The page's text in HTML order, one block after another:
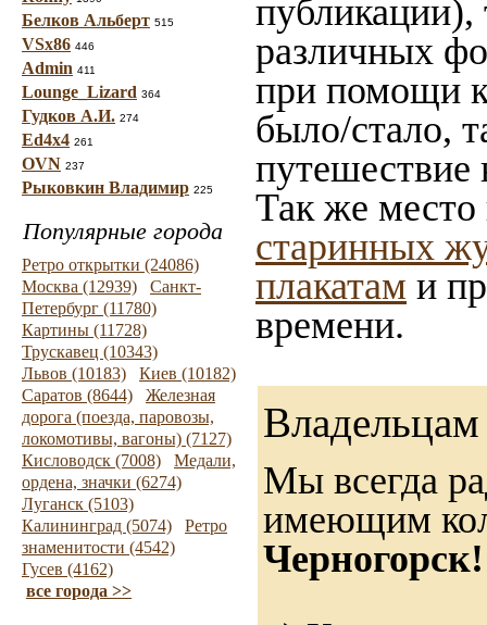
Белков Альберт 515
VSx86 446
Admin 411
Lounge_Lizard 364
Гудков А.И. 274
Ed4x4 261
OVN 237
Рыковкин Владимир 225
Популярные города
Ретро открытки (24086)
Москва (12939)
Санкт-
Петербург (11780)
Картины (11728)
Трускавец (10343)
Львов (10183)
Киев (10182)
Саратов (8644)
Железная
дорога (поезда, паровозы,
локомотивы, вагоны) (7127)
Кисловодск (7008)
Медали,
ордена, значки (6274)
Луганск (5103)
Калининград (5074)
Ретро
знаменитости (4542)
Гусев (4162)
все города >>
публикации),
различных
при помощи
было/стало,
Так же
старинных
плакатам и
времени.
Мы всегда
имеющим
Черногорск!